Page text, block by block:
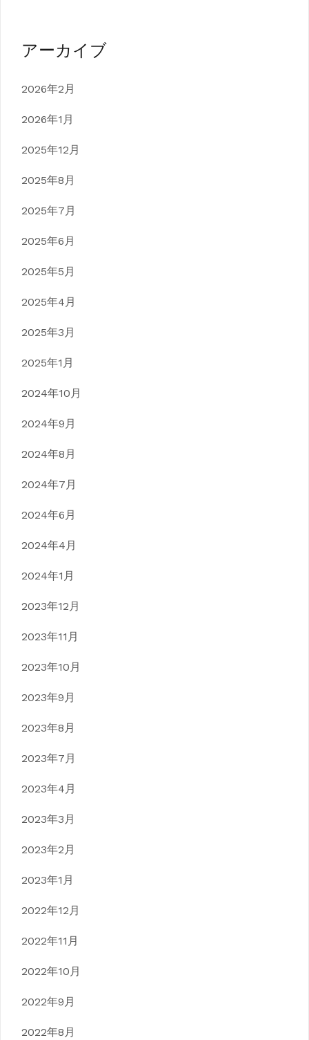
アーカイブ
2026年2月
2026年1月
2025年12月
2025年8月
2025年7月
2025年6月
2025年5月
2025年4月
2025年3月
2025年1月
2024年10月
2024年9月
2024年8月
2024年7月
2024年6月
2024年4月
2024年1月
2023年12月
2023年11月
2023年10月
2023年9月
2023年8月
2023年7月
2023年4月
2023年3月
2023年2月
2023年1月
2022年12月
2022年11月
2022年10月
2022年9月
2022年8月